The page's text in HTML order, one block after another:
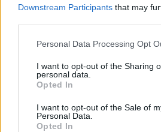
Downstream Participants that may
Please note that this website/app
not limited to your visit or usage
grant or deny consent to Google and
use your data for below specified
consent section.
Personal Data Processing Opt
I want to opt-out of the Sharing
personal data.
Opted In
I want to opt-out of the Sale of
Personal Data.
Opted In
1995 Michael Schumacher
1996 Damon Hill
1997 Jacques Villeneuve
1999 Mika Hakkinen
2000 Michael Schumacher
2001 Michael Schumacher
2002 Michael Schumacher